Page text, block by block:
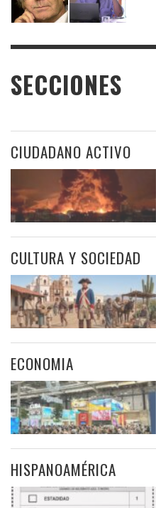
SECCIONES
CIUDADANO ACTIVO
CULTURA Y SOCIEDAD
ECONOMIA
HISPANOAMÉRICA